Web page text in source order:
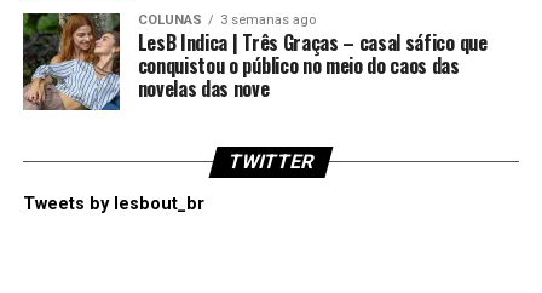
COLUNAS 3 semanas ago
LesB Indica | Três Graças – casal sáfico que
conquistou o público no meio do caos das
novelas das nove
TWITTER
Tweets by lesbout_br